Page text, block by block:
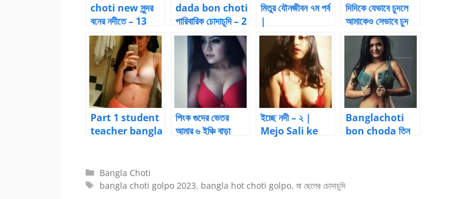
choti new সুন্দর
বনের নদীতে – 13
dada bon choti
পারিবারিক চোদাচূদি – 2
| Bangla choti
kahini
মিতুর যৌনজীবন ৭ম পর্ব
|
BanglaChotika
hini
দিদিকে যেভাবে চুদলে
আমাকেও সেভাবে চুদ
প্লিজ
Part 1 student
teacher bangla
পিংক গুদের ভেতর
আমার ৬ ইঞ্চি বাড়া
ইচ্ছে নদী – ২ |
Mejo Sali ke
Banglachoti
bon choda তিন
Categories
Bangla Choti
Tags
bangla choti golpo 2023, bangla hot choti golpo,মা ছেলের চোদাচুদি